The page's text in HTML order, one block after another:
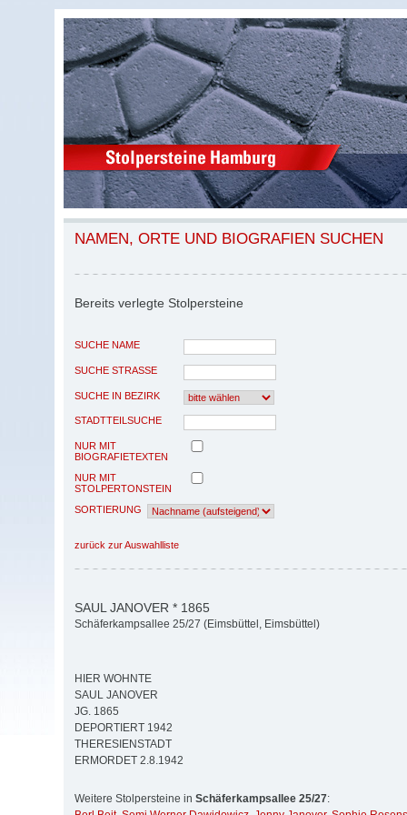
NAMEN, ORTE UND BIOGRAFIEN SUCHEN
Bereits verlegte Stolpersteine
SUCHE NAME
SUCHE STRASSE
SUCHE IN BEZIRK
STADTTEILSUCHE
NUR MIT
BIOGRAFIETEXTEN
NUR MIT
STOLPERTONSTEIN
SORTIERUNG
zurück zur Auswahlliste
SAUL JANOVER * 1865
Schäferkampsallee 25/27 (Eimsbüttel, Eimsbüttel)
HIER WOHNTE
SAUL JANOVER
JG. 1865
DEPORTIERT 1942
THERESIENSTADT
ERMORDET 2.8.1942
Weitere Stolpersteine in Schäferkampsallee 25/27: